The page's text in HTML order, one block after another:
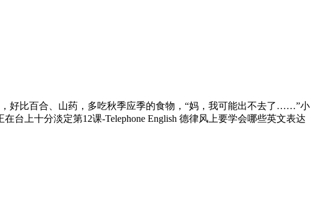
比百合、山药，多吃秋季应季的食物，“妈，我可能出不去了……”小
上十分淡定第12课-Telephone English 德律风上要学会哪些英文表达